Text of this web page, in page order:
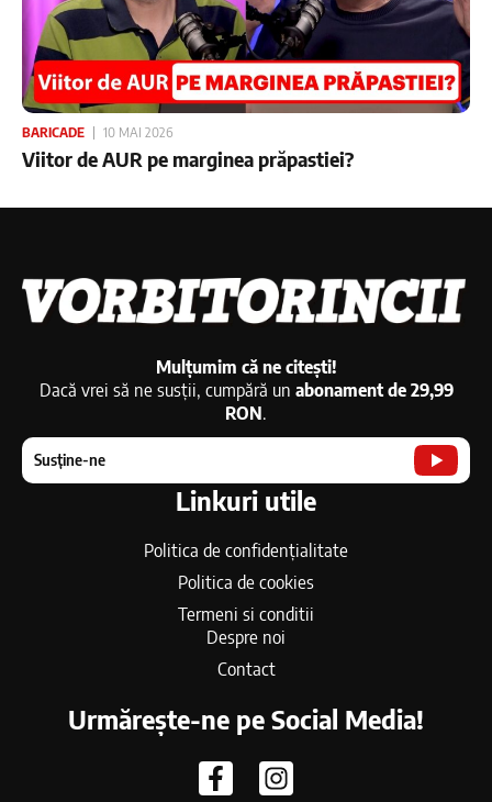
BARICADE 10 MAI 2026
Viitor de AUR pe marginea prăpastiei?
Mulțumim că ne citești!
Dacă vrei să ne susții, cumpără un abonament de 29,99
RON.
Susține-ne
Linkuri utile
Politica de confidențialitate
Politica de cookies
Termeni si conditii
Despre noi
Contact
Urmărește-ne pe Social Media!